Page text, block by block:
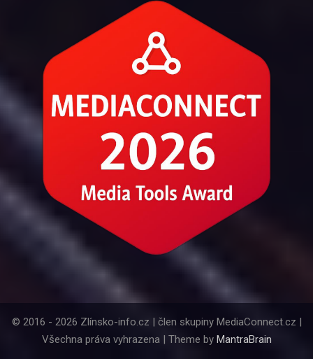
© 2016 - 2026 Zlínsko-info.cz | člen skupiny MediaConnect.cz |
Všechna práva vyhrazena | Theme by MantraBrain